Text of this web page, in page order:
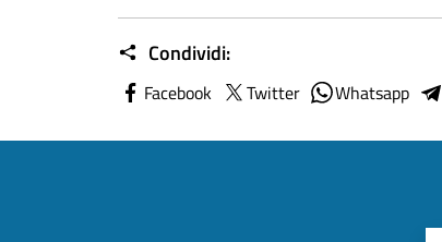
Condividi:
Facebook Twitter Whatsapp